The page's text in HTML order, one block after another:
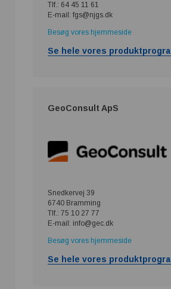
Tlf.: 64 45 11 61
E-mail: fgs@njgs.dk
Besøg vores hjemmeside
Se hele vores
GeoConsult ApS
Snedkervej 39
6740 Bramming
Tlf.: 75 10 27 77
E-mail: info@gec.dk
Besøg vores hjemmeside
Se hele vores